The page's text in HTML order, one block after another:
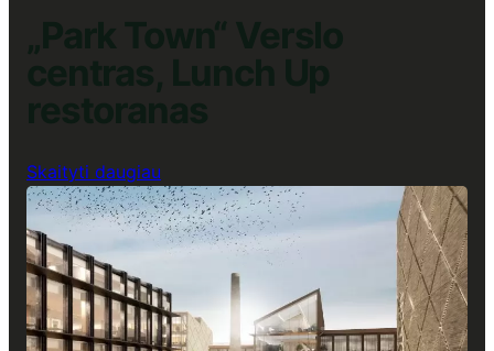
„Park Town“ Verslo
centras, Lunch Up
restoranas
Skaityti daugiau
„Park
Town“
Verslo
Lunch
Up